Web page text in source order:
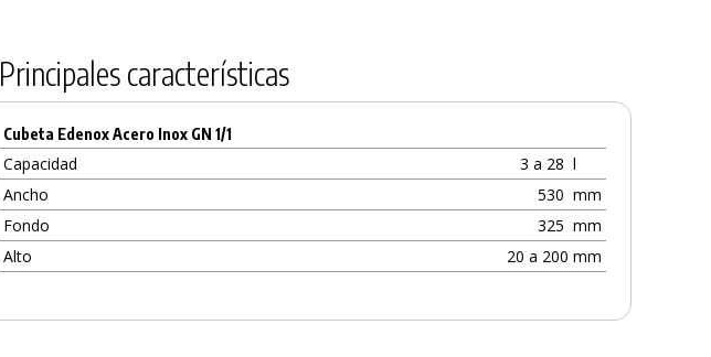
Principales características
Cubeta Edenox Acero Inox GN 1/1
Capacidad 3 a 28 l
Ancho
530 mm
Fondo
325 mm
Alto
20 a 200 mm